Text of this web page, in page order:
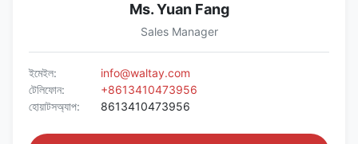
Ms. Yuan Fang
Sales Manager
ইমেইল:
info@waltay.com
টেলিফোন:
+8613410473956
হোয়াটসঅ্যাপ:
8613410473956